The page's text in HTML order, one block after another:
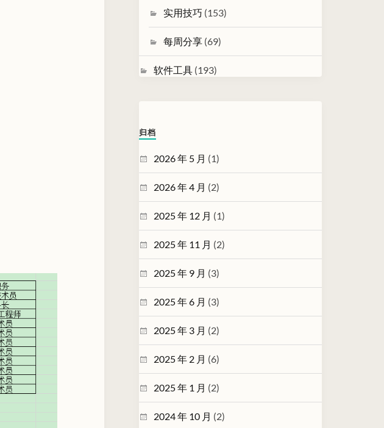
实用技巧 (153)
每周分享 (69)
软件工具 (193)
归档
2026 年 5 月 (1)
2026 年 4 月 (2)
2025 年 12 月 (1)
2025 年 11 月 (2)
2025 年 9 月 (3)
2025 年 6 月 (3)
2025 年 3 月 (2)
2025 年 2 月 (6)
2025 年 1 月 (2)
2024 年 10 月 (2)